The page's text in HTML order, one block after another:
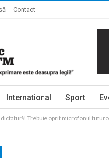
Contact
International Sport
Trebuie oprit microfonul